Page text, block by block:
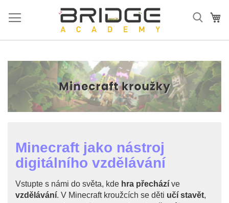
na
Minecraft jako nástroj
digitálního vzdělávání
Vstupte s námi do světa, kde hra přechází ve
vzdělávání. V Minecraft kroužcích se děti učí stavět,